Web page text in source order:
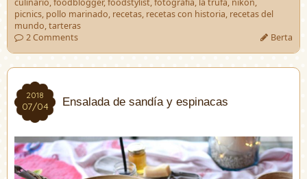
culinario,foodblogger,foodstylist,fotografía, la trufa, nikon,
picnics, pollo marinado, recetas, recetas con historia, recetas del
mundo,tarteras
2 Comments
Berta
2018
07/04
2018
07/04 Ensalada de sandía y espinacas